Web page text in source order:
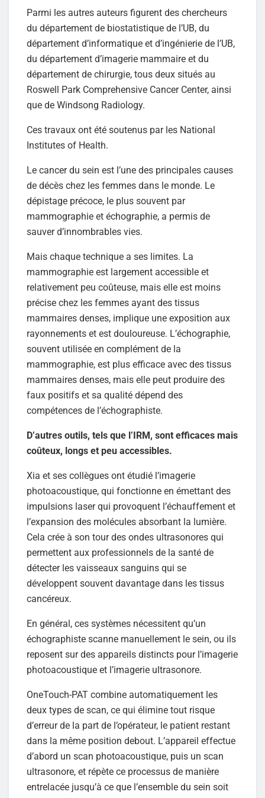
Parmi les autres auteurs figurent des chercheurs
du département de biostatistique de l’UB, du
département d’informatique et d’ingénierie de l’UB,
du département d’imagerie mammaire et du
département de chirurgie, tous deux situés au
Roswell Park Comprehensive Cancer Center, ainsi
que de Windsong Radiology.
Ces travaux ont été soutenus par les National
Institutes of Health.
Le cancer du sein est l’une des principales causes
de décès chez les femmes dans le monde. Le
dépistage précoce, le plus souvent par
mammographie et échographie, a permis de
sauver d’innombrables vies.
Mais chaque technique a ses limites. La
mammographie est largement accessible et
relativement peu coûteuse, mais elle est moins
précise chez les femmes ayant des tissus
mammaires denses, implique une exposition aux
rayonnements et est douloureuse. L’échographie,
souvent utilisée en complément de la
mammographie, est plus efficace avec des tissus
mammaires denses, mais elle peut produire des
faux positifs et sa qualité dépend des
compétences de l’échographiste.
D’autres outils, tels que l’IRM, sont efficaces mais
coûteux, longs et peu accessibles.
Xia et ses collègues ont étudié l’imagerie
photoacoustique, qui fonctionne en émettant des
impulsions laser qui provoquent l’échauffement et
l’expansion des molécules absorbant la lumière.
Cela crée à son tour des ondes ultrasonores qui
permettent aux professionnels de la santé de
détecter les vaisseaux sanguins qui se
développent souvent davantage dans les tissus
cancéreux.
En général, ces systèmes nécessitent qu’un
échographiste scanne manuellement le sein, ou ils
reposent sur des appareils distincts pour l’imagerie
photoacoustique et l’imagerie ultrasonore.
OneTouch-PAT combine automatiquement les
deux types de scan, ce qui élimine tout risque
d’erreur de la part de l’opérateur, le patient restant
dans la même position debout. L’appareil effectue
d’abord un scan photoacoustique, puis un scan
ultrasonore, et répète ce processus de manière
entrelacée jusqu’à ce que l’ensemble du sein soit